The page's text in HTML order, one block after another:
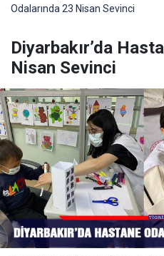
Odalarında 23 Nisan Sevinci
Diyarbakır’da
Nisan Sevinci